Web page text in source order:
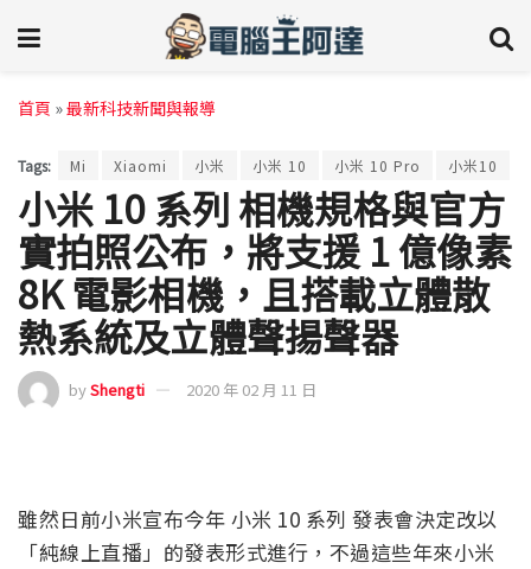
首頁 »最新科技新聞與報導
Tags: Mi Xiaomi 小米 小米 10 小米 10 Pro 小米10
小米 10 系列 相機規格與官方
實拍照公布，將支援 1 億像素
8K 電影相機，且搭載立體散
熱系統及立體聲揚聲器
byShengti 2020 年 02 月 11 日
雖然日前小米宣布今年 小米 10 系列 發表會決定改以
「純線上直播」的發表形式進行，不過這些年來小米